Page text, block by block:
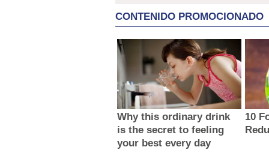
CONTENIDO PROMOCIONADO
Why this ordinary drink
is the secret to feeling
your best every day
10